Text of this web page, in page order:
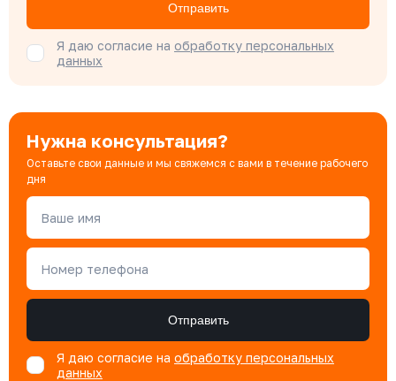
Отправить
Я даю согласие на обработку персональных
данных
Нужна консультация?
Оставьте свои данные и мы свяжемся с вами в течение рабочего
дня
Ваше имя
Номер телефона
Отправить
Я даю согласие на обработку персональных
данных